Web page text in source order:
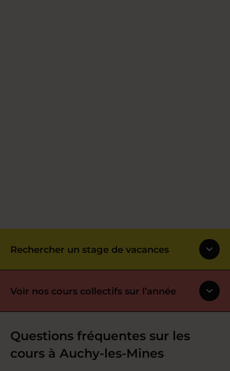
Rechercher un stage de vacances
Voir nos cours collectifs sur l’année
Questions fréquentes sur les
cours à Auchy-les-Mines